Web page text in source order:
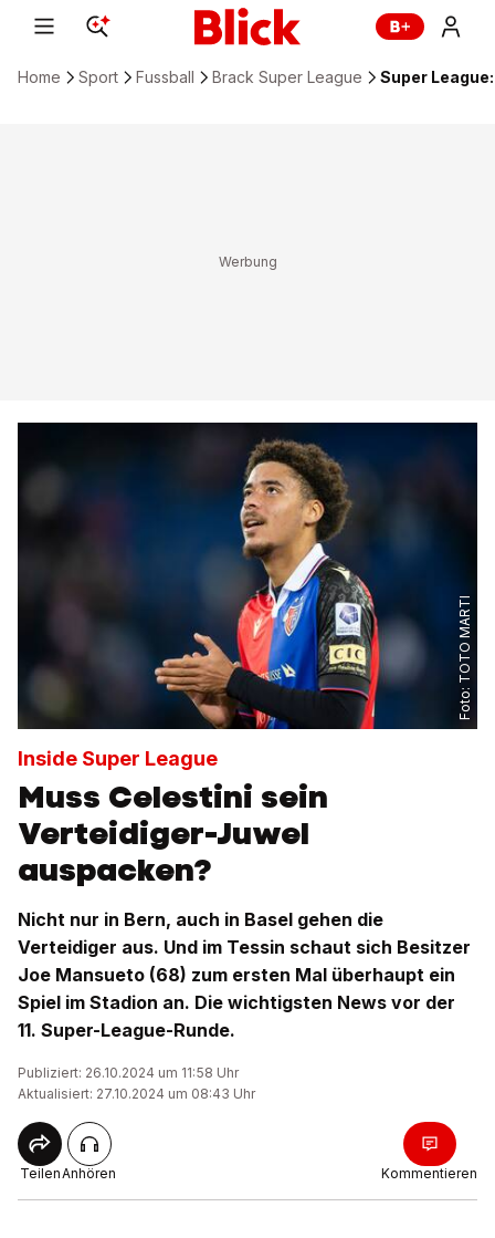
Home Sport Fussball Brack Super League Super
Foto:
TOTO MARTI
Inside Super League
Muss Celestini sein
Verteidiger-Juwel
auspacken?
Nicht nur in Bern, auch in Basel gehen die
Verteidiger aus. Und im Tessin schaut sich Besitzer
Joe Mansueto (68) zum ersten Mal überhaupt ein
Spiel im Stadion an. Die wichtigsten News vor der
11. Super-League-Runde.
Publiziert: 26.10.2024 um 11:58 Uhr
Aktualisiert: 27.10.2024 um 08:43 Uhr
TeilenAnhören Kommentieren